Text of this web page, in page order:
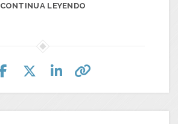
CONTINUA LEYENDO